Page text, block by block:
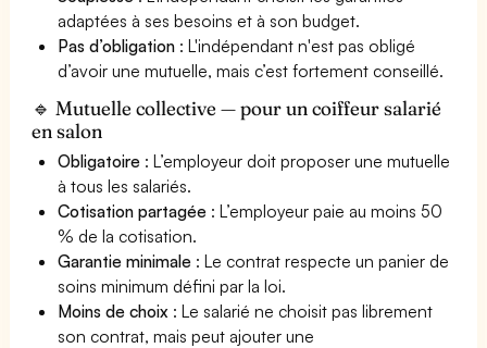
adaptées à ses besoins et à son budget.
Pas d’obligation : L'indépendant n'est pas obligé
d’avoir une mutuelle, mais c’est fortement conseillé.
🔹 Mutuelle collective — pour un coiffeur salarié
en salon
Obligatoire : L’employeur doit proposer une mutuelle
à tous les salariés.
Cotisation partagée : L’employeur paie au moins 50
% de la cotisation.
Garantie minimale : Le contrat respecte un panier de
soins minimum défini par la loi.
Moins de choix : Le salarié ne choisit pas librement
son contrat, mais peut ajouter une